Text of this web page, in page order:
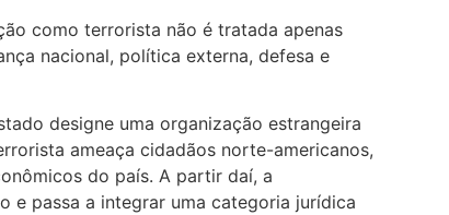
como terrorista não é tratada apenas
nacional, política externa, defesa e
designe uma organização estrangeira
ameaça cidadãos norte-americanos,
do país. A partir daí, a
e passa a integrar uma categoria jurídica